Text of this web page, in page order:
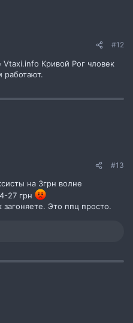
#12
Кривой Рог чловек
работают.
#13
на 3грн волне
27 грн
Это ппц просто.